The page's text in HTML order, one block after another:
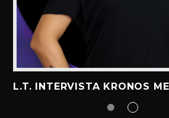
L.T. INTERVISTA KRONOS